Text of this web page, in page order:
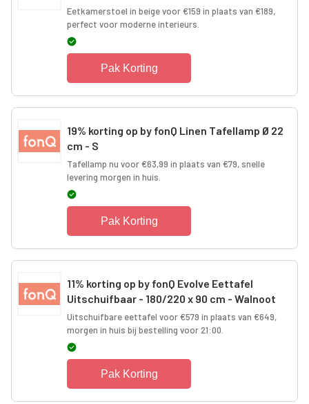
Eetkamerstoel in beige voor €159 in plaats van €189,
perfect voor moderne interieurs.
Pak Korting
19% korting op by fonQ Linen Tafellamp Ø 22
cm - S
Tafellamp nu voor €63,99 in plaats van €79, snelle
levering morgen in huis.
Pak Korting
11% korting op by fonQ Evolve Eettafel
Uitschuifbaar - 180/220 x 90 cm - Walnoot
Uitschuifbare eettafel voor €579 in plaats van €649,
morgen in huis bij bestelling voor 21:00.
Pak Korting